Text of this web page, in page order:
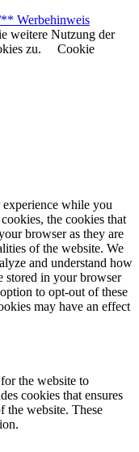
Werbehinweis
weitere Nutzung der
zu.
Cookie
while you
the cookies that
browser as they are
of the website. We
and understand how
stored in your browser
to opt-out of these
may have an effect
the website to
cookies that ensures
the website. These